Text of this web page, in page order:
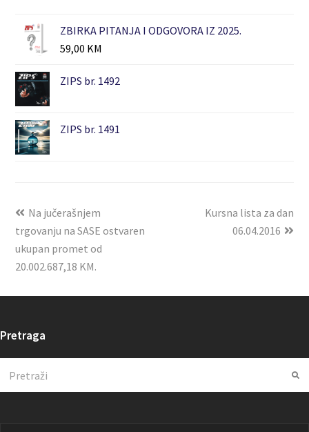
ZBIRKA PITANJA I ODGOVORA IZ 2025.
59,00 KM
ZIPS br. 1492
ZIPS br. 1491
Na jučerašnjem
trgovanju na SASE ostvaren
ukupan promet od
20.002.687,18 KM.
Kursna lista za dan
06.04.2016
Pretraga